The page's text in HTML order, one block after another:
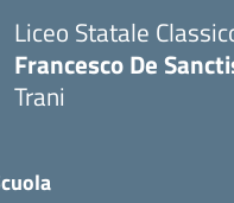
Liceo Statale
Francesco De
Trani